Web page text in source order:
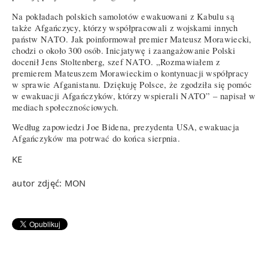
Na pokładach polskich samolotów ewakuowani z Kabulu są
także Afgańczycy, którzy współpracowali z wojskami innych
państw NATO. Jak poinformował premier Mateusz Morawiecki,
chodzi o około 300 osób. Inicjatywę i zaangażowanie Polski
docenił Jens Stoltenberg, szef NATO. „Rozmawiałem z
premierem Mateuszem Morawieckim o kontynuacji współpracy
w sprawie Afganistanu. Dziękuję Polsce, że zgodziła się pomóc
w ewakuacji Afgańczyków, którzy wspierali NATO” – napisał w
mediach społecznościowych.
Według zapowiedzi Joe Bidena, prezydenta USA, ewakuacja
Afgańczyków ma potrwać do końca sierpnia.
KE
autor zdjęć: MON